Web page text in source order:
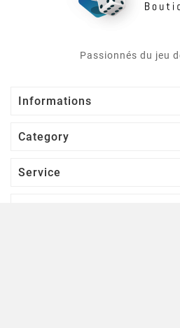
Passionnés du jeu
Informations
Category
Service